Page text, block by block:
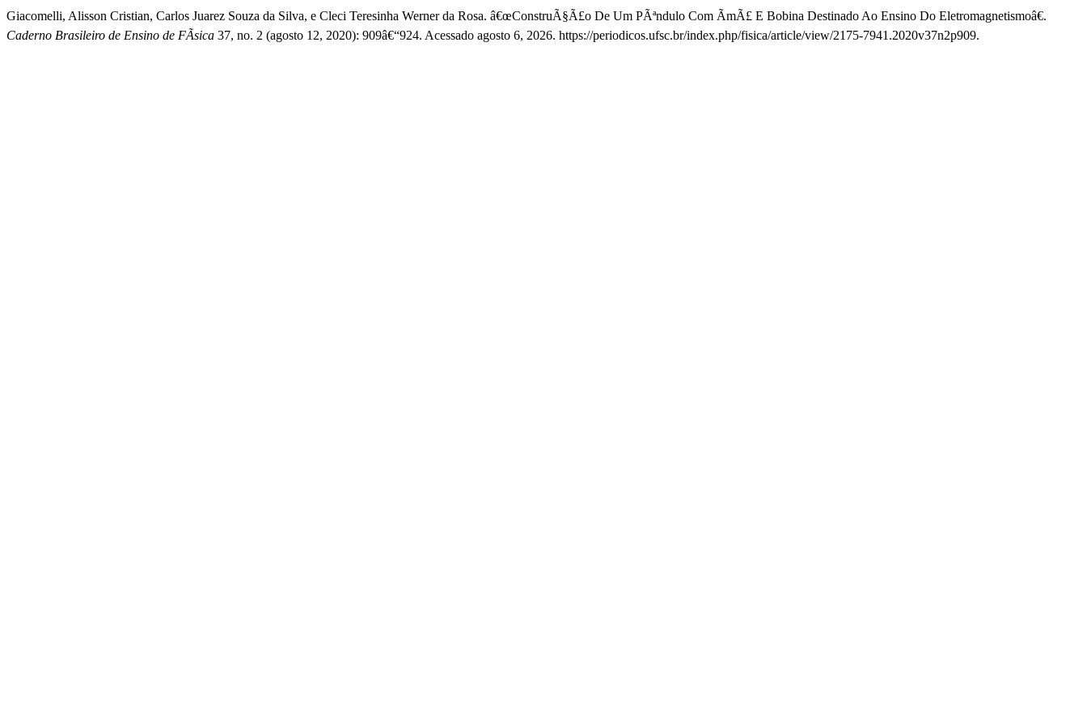
Giacomelli, Alisson Cristian, Carlos Juarez Souza da Silva, e Cleci Teresinha Werner da Rosa. â€œConstruÃ§Ã£o De Um PÃªndulo Com Ã­mÃ£ E Bobina Destinado Ao Ensino Do Eletromagnetismoâ€.
Caderno Brasileiro de Ensino de FÃ­sica 37, no. 2 (agosto 12, 2020): 909â€“924. Acessado agosto 6, 2026. https://periodicos.ufsc.br/index.php/fisica/article/view/2175-7941.2020v37n2p909.